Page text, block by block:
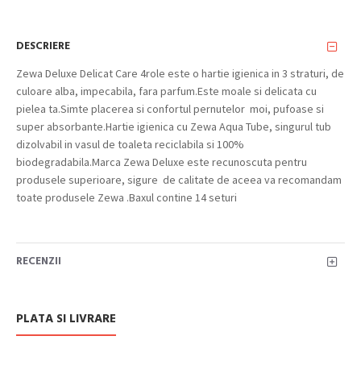
DESCRIERE
Zewa Deluxe Delicat Care 4role este o hartie igienica in 3 straturi, de
culoare alba, impecabila, fara parfum.Este moale si delicata cu
pielea ta.Simte placerea si confortul pernutelor moi, pufoase si
super absorbante.Hartie igienica cu Zewa Aqua Tube, singurul tub
dizolvabil in vasul de toaleta reciclabila si 100%
biodegradabila.Marca Zewa Deluxe este recunoscuta pentru
produsele superioare, sigure de calitate de aceea va recomandam
toate produsele Zewa .Baxul contine 14 seturi
RECENZII
PLATA SI LIVRARE